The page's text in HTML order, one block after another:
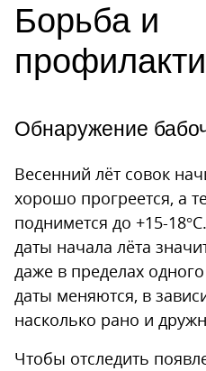
Борьба и
Обнаружение
Весенний лёт совок
хорошо прогреется, а
поднимется до +15-
даты начала лёта
даже в пределах
даты меняются, в
насколько рано и
Чтобы отследить